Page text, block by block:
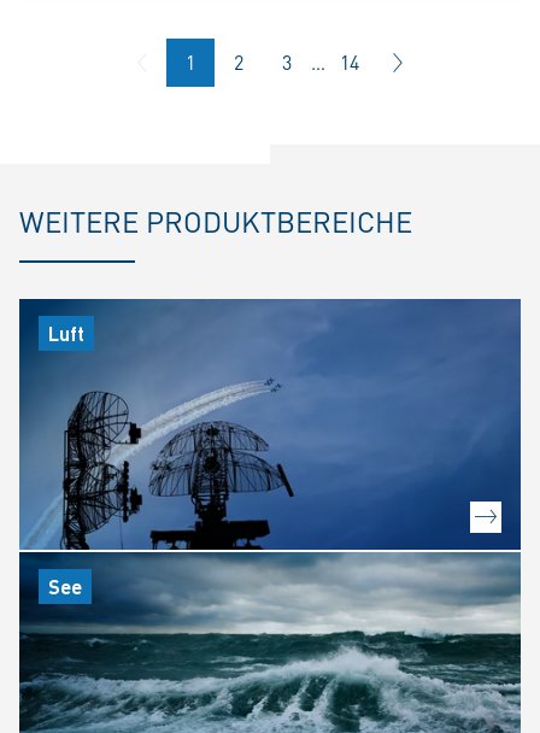
1 2 3 … 14
WEITERE PRODUKTBEREICHE
Luft
See